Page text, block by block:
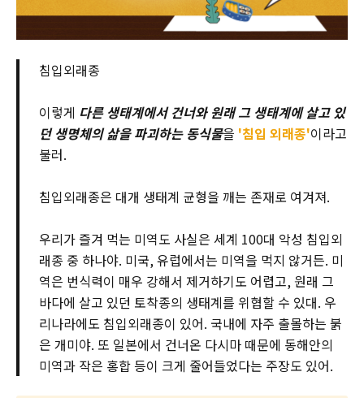
침입외래종
이렇게 다른 생태계에서 건너와 원래 그 생태계에 살고 있
던 생명체의 삶을 파괴하는 동식물을 '침입 외래종'이라고
불러.
침입외래종은 대개 생태계 균형을 깨는 존재로 여겨져.
우리가 즐겨 먹는 미역도 사실은 세계 100대 악성 침입외
래종 중 하나야. 미국, 유럽에서는 미역을 먹지 않거든. 미
역은 번식력이 매우 강해서 제거하기도 어렵고, 원래 그
바다에 살고 있던 토착종의 생태계를 위협할 수 있대. 우
리나라에도 침입외래종이 있어. 국내에 자주 출몰하는 붉
은 개미야. 또 일본에서 건너온 다시마 때문에 동해안의
미역과 작은 홍합 등이 크게 줄어들었다는 주장도 있어.